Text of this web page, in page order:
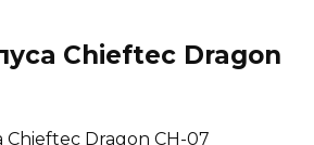
Chieftec Dragon